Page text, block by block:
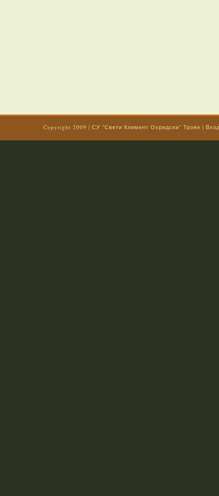
Copyright 2009 | СУ "Свети Климент Охридски" Троян |